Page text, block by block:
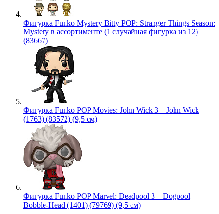
Фигурка Funko Mystery Bitty POP: Stranger Things Season:
Mystery в ассортименте (1 случайная фигурка из 12)
(83667)
Фигурка Funko POP Movies: John Wick 3 – John Wick
(1763) (83572) (9,5 см)
Фигурка Funko POP Marvel: Deadpool 3 – Dogpool
Bobble-Head (1401) (79769) (9,5 см)